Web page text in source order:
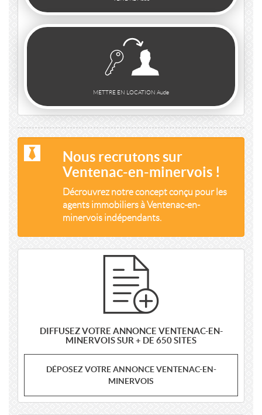
METTRE EN LOCATION Aude
Nous recrutons sur
Ventenac-en-minervois !
Décrouvrez notre concept conçu pour les
agents immobiliers à Ventenac-en-
minervois indépendants.
DIFFUSEZ VOTRE ANNONCE VENTENAC-EN-
MINERVOIS SUR + DE 650 SITES
DÉPOSEZ VOTRE ANNONCE VENTENAC-EN-
MINERVOIS